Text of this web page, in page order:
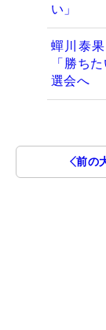
い」
蟬川泰
「勝ち
選会へ
前の